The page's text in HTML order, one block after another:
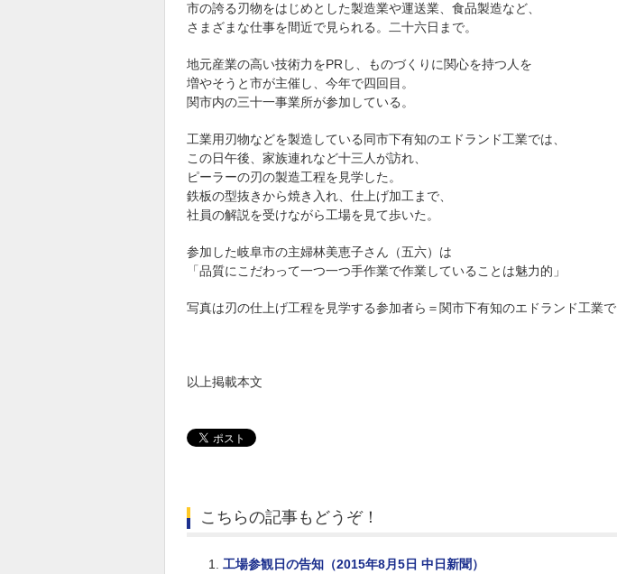
市の誇る刃物をはじめとした製造業や運送業、食品製造など、
さまざまな仕事を間近で見られる。二十六日まで。
地元産業の高い技術力をPRし、ものづくりに関心を持つ人を
増やそうと市が主催し、今年で四回目。
関市内の三十一事業所が参加している。
工業用刃物などを製造している同市下有知のエドランド工業では、
この日午後、家族連れなど十三人が訪れ、
ピーラーの刃の製造工程を見学した。
鉄板の型抜きから焼き入れ、仕上げ加工まで、
社員の解説を受けながら工場を見て歩いた。
参加した岐阜市の主婦林美恵子さん（五六）は
「品質にこだわって一つ一つ手作業で作業していることは魅力的」
写真は刃の仕上げ工程を見学する参加者ら＝関市下有知のエドランド工業で
以上掲載本文
こちらの記事もどうぞ！
工場参観日の告知（2015年8月5日 中日新聞）